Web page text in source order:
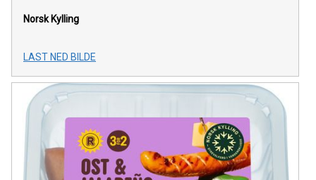
Norsk Kylling
LAST NED BILDE